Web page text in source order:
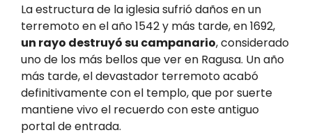
La estructura de la iglesia sufrió daños en un
terremoto en el año 1542 y más tarde, en 1692,
un rayo destruyó su campanario, considerado
uno de los más bellos que ver en Ragusa. Un año
más tarde, el devastador terremoto acabó
definitivamente con el templo, que por suerte
mantiene vivo el recuerdo con este antiguo
portal de entrada.